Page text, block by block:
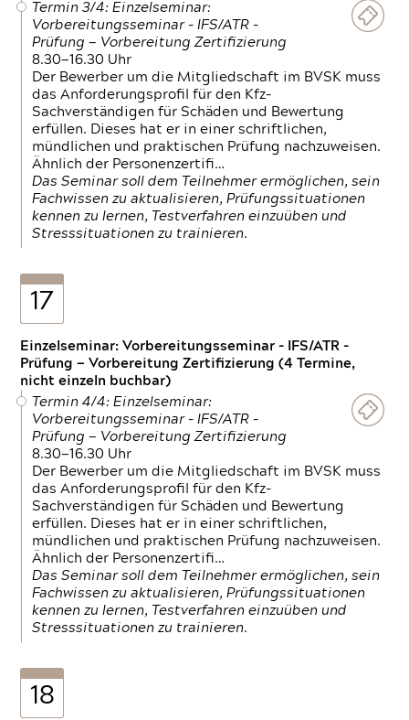
Termin 3/4: Einzelseminar:
Vorbereitungsseminar - IFS/ATR -
Prüfung — Vorbereitung Zertifizierung
8.30—16.30 Uhr
Der Bewerber um die Mitgliedschaft im BVSK muss
das Anforderungsprofil für den Kfz-
Sachverständigen für Schäden und Bewertung
erfüllen. Dieses hat er in einer schriftlichen,
mündlichen und praktischen Prüfung nachzuweisen.
Ähnlich der Personenzertifi…
Das Seminar soll dem Teilnehmer ermöglichen, sein
Fachwissen zu aktualisieren, Prüfungssituationen
kennen zu lernen, Testverfahren einzuüben und
Stresssituationen zu trainieren.
17
Einzelseminar: Vorbereitungsseminar - IFS/ATR -
Prüfung — Vorbereitung Zertifizierung (4 Termine,
nicht einzeln buchbar)
Termin 4/4: Einzelseminar:
Vorbereitungsseminar - IFS/ATR -
Prüfung — Vorbereitung Zertifizierung
8.30—16.30 Uhr
Der Bewerber um die Mitgliedschaft im BVSK muss
das Anforderungsprofil für den Kfz-
Sachverständigen für Schäden und Bewertung
erfüllen. Dieses hat er in einer schriftlichen,
mündlichen und praktischen Prüfung nachzuweisen.
Ähnlich der Personenzertifi…
Das Seminar soll dem Teilnehmer ermöglichen, sein
Fachwissen zu aktualisieren, Prüfungssituationen
kennen zu lernen, Testverfahren einzuüben und
Stresssituationen zu trainieren.
18